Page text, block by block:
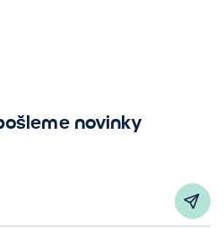
novinky